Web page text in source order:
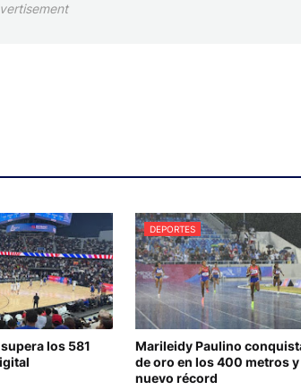
los 581
DEPORTES
Marileidy Paulino
de oro en los 400 metros
nuevo récord